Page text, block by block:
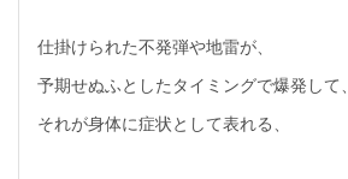
仕掛けられた不発弾や地雷が、
予期せぬふとしたタイミングで爆発して、
それが身体に症状として表れる、